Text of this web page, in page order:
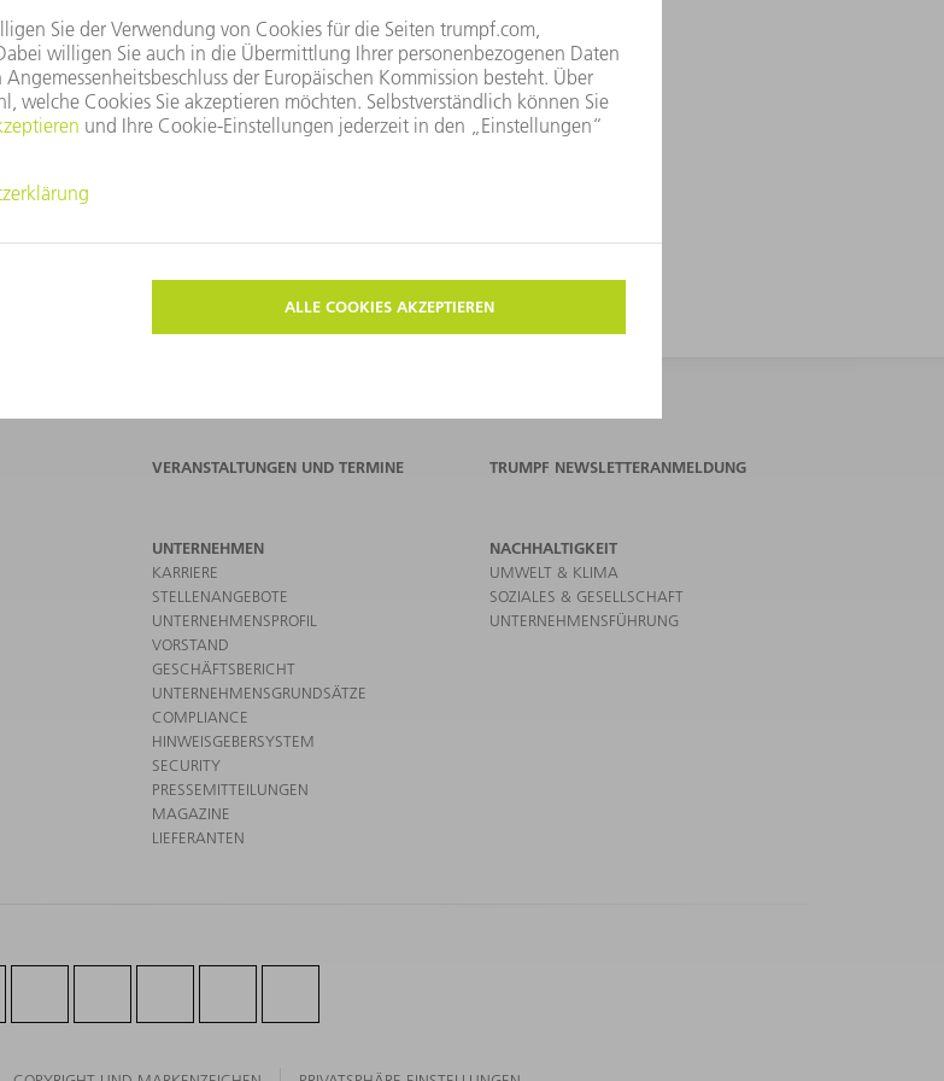
VERANSTALTUNGEN UND TERMINE TRUMPF NEWSLETTERANMELDUNG
UNTERNEHMEN
KARRIERE
STELLENANGEBOTE
UNTERNEHMENSPROFIL
VORSTAND
GESCHÄFTSBERICHT
UNTERNEHMENSGRUNDSÄTZE
COMPLIANCE
HINWEISGEBERSYSTEM
SECURITY
PRESSEMITTEILUNGEN
MAGAZINE
LIEFERANTEN
NACHHALTIGKEIT
UMWELT & KLIMA
SOZIALES & GESELLSCHAFT
UNTERNEHMENSFÜHRUNG